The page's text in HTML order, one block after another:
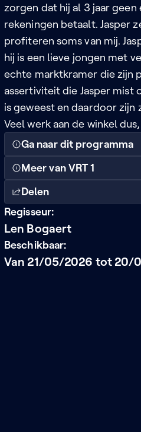
zorgen dat hij al 3 jaar
rekeningen betaalt. Jasper
profiteren soms van mij.
hij is een lieve jongen met
echte marktkramer die zijn
assertiviteit die Jasper
is geweest en daardoor
Veel werk aan de winkel
Ga naar dit programma
Meer van VRT 1
Delen
Regisseur:
Len Bogaert
Beschikbaar:
Van 21/05/2026 tot 20/